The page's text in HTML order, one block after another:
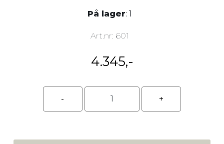
På lager: 1
Art.nr: 601
4.345,-